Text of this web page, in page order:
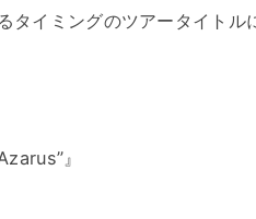
タイミングのツアータイトル
』